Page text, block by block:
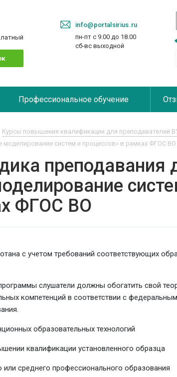
info@portalsirius.ru
пн-пт с 9.00 до 18.00
сб-вс выходной
Профессиональное обучение
Курсы повышения квалификации для преподавателей
систем и процессов» в рамках ФГОС ВО
преподавания
ФГОС ВО
с учетом требований соответствующих
слушатели должны обогатить свой
компетенций в соответствии с
образовательных технологий
квалификации установленного образца
среднего профессионального образования